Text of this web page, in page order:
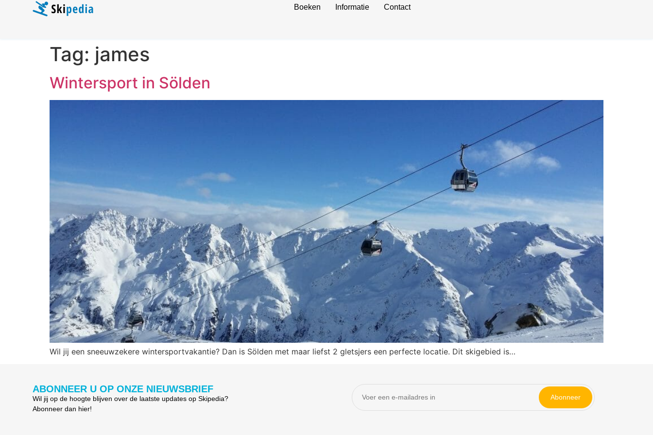
Boeken Informatie Contact
Tag: james
Wintersport in Sölden
Wil jij een sneeuwzekere wintersportvakantie? Dan is Sölden met maar liefst 2 gletsjers een perfecte locatie. Dit skigebied is…
ABONNEER U OP ONZE NIEUWSBRIEF
Wil jij op de hoogte blijven over de laatste updates op Skipedia?
Abonneer dan hier!
Abonneer